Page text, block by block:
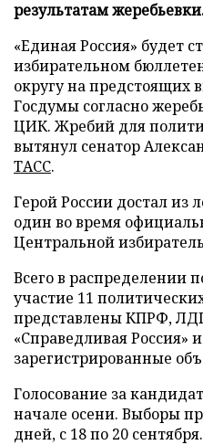
результатам
«Единая Россия» будет
избирательном
округу на предстоящих
Госдумы согласно
ЦИК. Жребий для
вытянул сенатор
ТАСС.
Герой России достал из
один во время
Центральной
Всего в распределении
участие 11
представлены КПРФ,
«Справедливая Россия»
зарегистрированные
Голосование за
начале осени. Выборы
дней, с 18 по 20 сентября.